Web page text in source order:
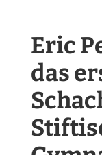
Eric
das